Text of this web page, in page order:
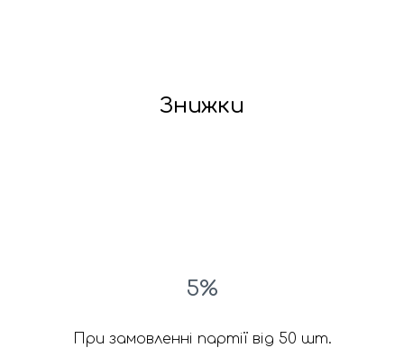
Знижки
5%
При замовленні партії від 50 шт.